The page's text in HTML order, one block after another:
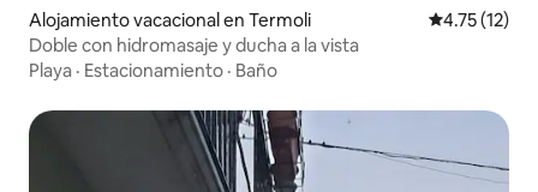
Alojamiento vacacional en Termoli Calificación
4.75 (12)
Doble con hidromasaje y ducha a la vista
Playa · Estacionamiento · Baño